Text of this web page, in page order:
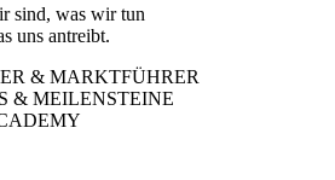
sind, was wir tun
uns antreibt.
& MARKTFÜHRER
& MEILENSTEINE